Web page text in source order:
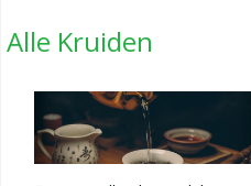
Alle Kruiden